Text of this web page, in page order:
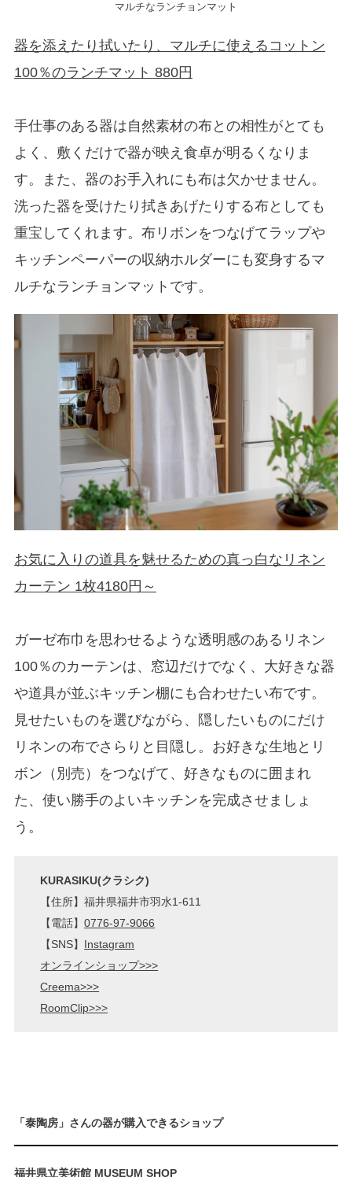
マルチなランチョンマット
器を添えたり拭いたり、マルチに使えるコットン
100％のランチマット 880円
手仕事のある器は自然素材の布との相性がとても
よく、敷くだけで器が映え食卓が明るくなりま
す。また、器のお手入れにも布は欠かせません。
洗った器を受けたり拭きあげたりする布としても
重宝してくれます。布リボンをつなげてラップや
キッチンペーパーの収納ホルダーにも変身するマ
ルチなランチョンマットです。
お気に入りの道具を魅せるための真っ白なリネン
カーテン 1枚4180円～
ガーゼ布巾を思わせるような透明感のあるリネン
100％のカーテンは、窓辺だけでなく、大好きな器
や道具が並ぶキッチン棚にも合わせたい布です。
見せたいものを選びながら、隠したいものにだけ
リネンの布でさらりと目隠し。お好きな生地とリ
ボン（別売）をつなげて、好きなものに囲まれ
た、使い勝手のよいキッチンを完成させましょ
う。
KURASIKU(クラシク)
【住所】福井県福井市羽水1-611
【電話】0776-97-9066
【SNS】 Instagram
オンラインショップ>>>
Creema>>>
RoomClip>>>
「泰陶房」さんの器が購入できるショップ
福井県立美術館 MUSEUM SHOP